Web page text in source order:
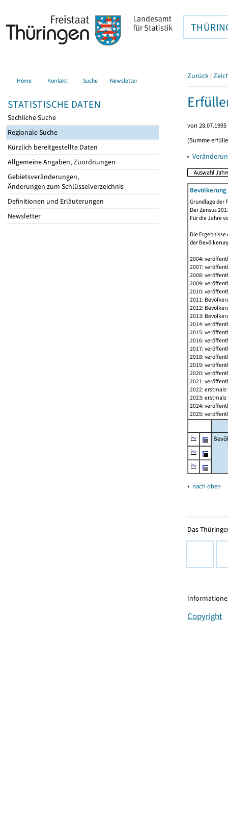
Home Kontakt Suche Newsletter
STATISTISCHE DATEN
Sachliche Suche
Regionale Suche
Kürzlich bereitgestellte Daten
Allgemeine Angaben, Zuordnungen
Gebietsveränderungen,
Änderungen zum Schlüsselverzeichnis
Definitionen und Erläuterungen
Newsletter
Zurück |
von
(Summe
▸
Grundlage der
Der Zensus
Für die Jahre
Die
der
2004:
2007:
2008:
2009:
2010:
2011:
2012:
2013:
2014:
2015:
2016:
2017:
2018:
2019:
2020:
2021:
2022:
2023:
2024:
2025:
▴ nach oben
Das
Copyright